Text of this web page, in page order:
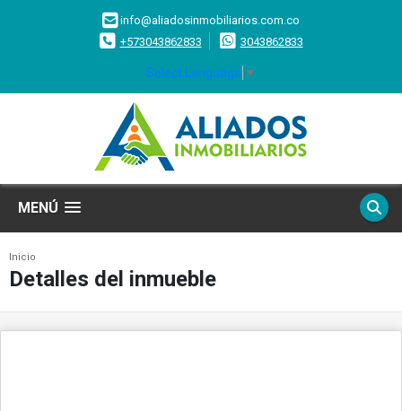
info@aliadosinmobiliarios.com.co
+573043862833
3043862833
Select Language ▼
MENÚ
Inicio
Detalles del inmueble